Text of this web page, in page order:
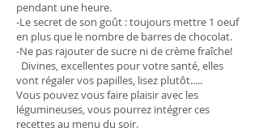
pendant une heure.
-Le secret de son goût : toujours mettre 1 oeuf
en plus que le nombre de barres de chocolat.
-Ne pas rajouter de sucre ni de crème fraîche!
Divines, excellentes pour votre santé, elles
vont régaler vos papilles, lisez plutôt.....
Vous pouvez vous faire plaisir avec les
légumineuses, vous pourrez intégrer ces
recettes au menu du soir.